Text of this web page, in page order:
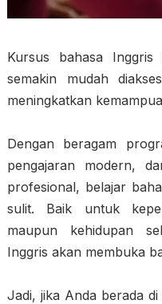
Kursus bahasa
semakin mudah
meningkatkan
Dengan beragam
pengajaran modern,
profesional, belajar
sulit. Baik untuk
maupun kehidupan
Inggris akan membuka
Jadi, jika Anda berada